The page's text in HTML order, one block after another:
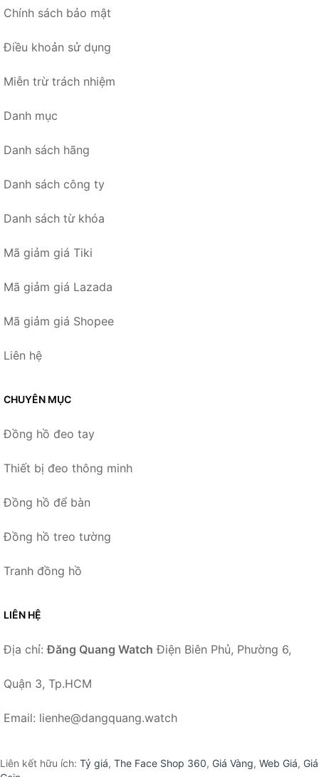
Chính sách bảo mật
Điều khoản sử dụng
Miễn trừ trách nhiệm
Danh mục
Danh sách hãng
Danh sách công ty
Danh sách từ khóa
Mã giảm giá Tiki
Mã giảm giá Lazada
Mã giảm giá Shopee
Liên hệ
CHUYÊN MỤC
Đồng hồ đeo tay
Thiết bị đeo thông minh
Đồng hồ để bàn
Đồng hồ treo tường
Tranh đồng hồ
LIÊN HỆ
Địa chỉ:Đăng Quang Watch Điện Biên Phủ, Phường 6,
Quận 3, Tp.HCM
Email: lienhe@dangquang.watch
Liên kết hữu ích: Tỷ giá, The Face Shop 360, Giá Vàng, Web Giá, Giá